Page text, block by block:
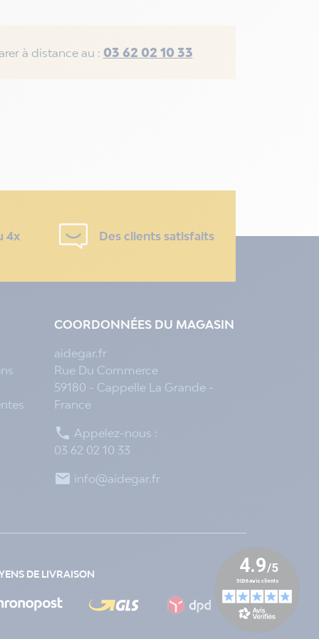
à distance au : 03 62 02 10 33
4x Des clients satisfaits
COORDONNÉES DU MAGASIN
aidegar.fr
Rue Du Commerce
59180 - Cappelle La Grande -
France
 Appelez-nous :
03 62 02 10 33
 info@aidegar.fr
DE LIVRAISON